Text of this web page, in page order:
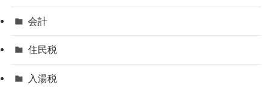
会計
住民税
入湯税